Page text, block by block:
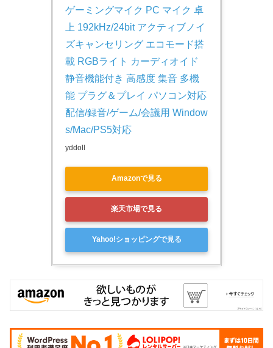
ゲーミングマイク PC マイク 卓
上 192kHz/24bit アクティブノイ
ズキャンセリング エコモード搭
載 RGBライト カーディオイド
静音機能付き 高感度 集音 多機
能 プラグ＆プレイ パソコン対応
配信/録音/ゲーム/会議用 Window
s/Mac/PS5対応
yddoll
Amazonで見る
楽天市場で見る
Yahoo!ショッピングで見る